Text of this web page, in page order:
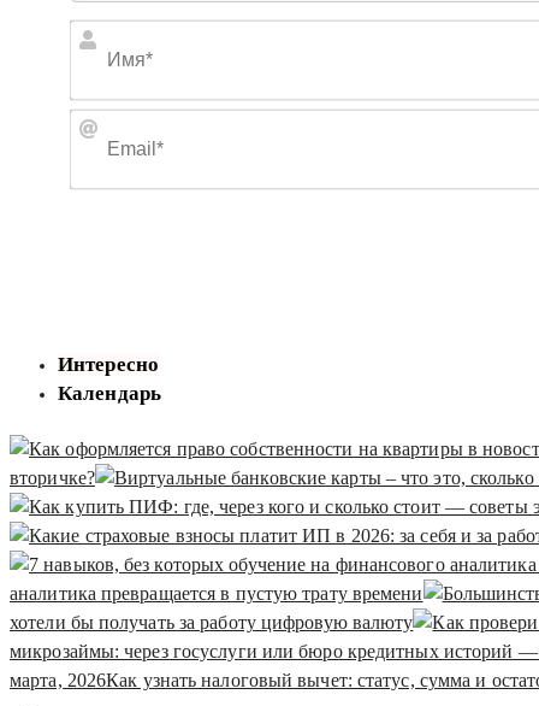
Интересно
Календарь
вторичке?
аналитика превращается в пустую трату времени
хотели бы получать за работу цифровую валюту
микрозаймы: через госуслуги или бюро кредитных историй —
марта, 2026Как узнать налоговый вычет: статус, сумма и